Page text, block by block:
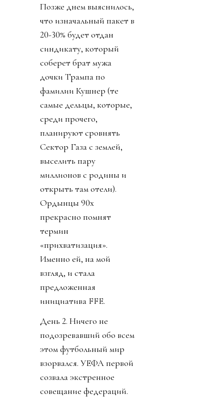
Позже днем выяснилось,
что изначальный пакет в
20-30% будет отдан
синдикату, который
соберет брат мужа
дочки Трампа по
фамилии Кушнер (те
самые дельцы, которые,
среди прочего,
планируют сровнять
Сектор Газа с землей,
выселить пару
миллионов с родины и
открыть там отели).
Ордынцы 90х
прекрасно помнят
термин
«прихватизация».
Именно ей, на мой
взгляд, и стала
предложенная
инициатива FFE.
День 2. Ничего не
подозревавший обо всем
этом футбольный мир
взорвался. УЕФА первой
созвала экстренное
совещание федераций.